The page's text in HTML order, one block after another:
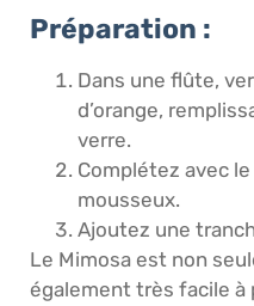
Préparation :
Dans une flûte,
d’orange,
verre.
Complétez avec
mousseux.
Ajoutez une
Le Mimosa est non
également très facile à